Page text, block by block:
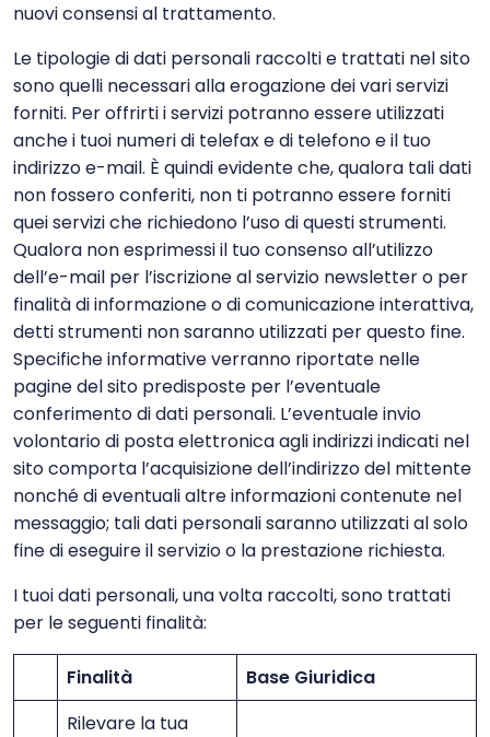
nuovi consensi al trattamento.
Le tipologie di dati personali raccolti e trattati nel sito
sono quelli necessari alla erogazione dei vari servizi
forniti. Per offrirti i servizi potranno essere utilizzati
anche i tuoi numeri di telefax e di telefono e il tuo
indirizzo e-mail. È quindi evidente che, qualora tali dati
non fossero conferiti, non ti potranno essere forniti
quei servizi che richiedono l’uso di questi strumenti.
Qualora non esprimessi il tuo consenso all’utilizzo
dell’e-mail per l’iscrizione al servizio newsletter o per
finalità di informazione o di comunicazione interattiva,
detti strumenti non saranno utilizzati per questo fine.
Specifiche informative verranno riportate nelle
pagine del sito predisposte per l’eventuale
conferimento di dati personali. L’eventuale invio
volontario di posta elettronica agli indirizzi indicati nel
sito comporta l’acquisizione dell’indirizzo del mittente
nonché di eventuali altre informazioni contenute nel
messaggio; tali dati personali saranno utilizzati al solo
fine di eseguire il servizio o la prestazione richiesta.
I tuoi dati personali, una volta raccolti, sono trattati
per le seguenti finalità:
Finalità Base Giuridica
Rilevare la tua